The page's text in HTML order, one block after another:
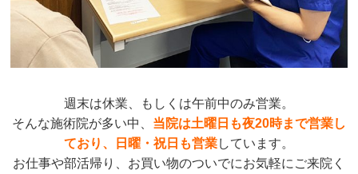
週末は休業、もしくは午前中のみ営業。
そんな施術院が多い中、 当院は土曜日も夜20時まで営業し
ており、日曜・祝日も営業しています。
お仕事や部活帰り、お買い物のついでにお気軽にご来院く